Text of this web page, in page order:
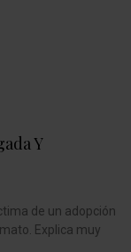
Y
de un adopción
Explica muy